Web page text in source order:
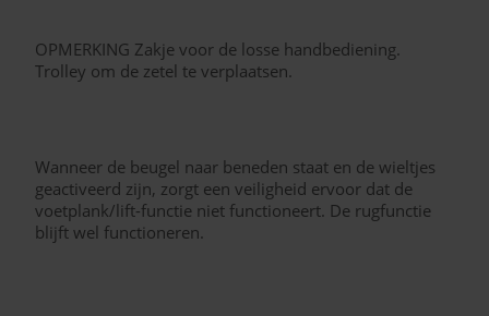
OPMERKING Zakje voor de losse handbediening.
Trolley om de zetel te verplaatsen.
Wanneer de beugel naar beneden staat en de wieltjes
geactiveerd zijn, zorgt een veiligheid ervoor dat de
voetplank/lift-functie niet functioneert. De rugfunctie
blijft wel functioneren.